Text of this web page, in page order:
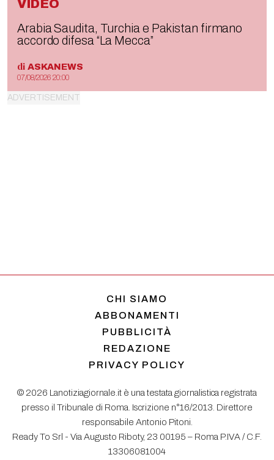
VIDEO
Arabia Saudita, Turchia e Pakistan firmano
accordo difesa “La Mecca”
di ASKANEWS
07/08/2026 20:00
CHI SIAMO
ABBONAMENTI
PUBBLICITÀ
REDAZIONE
PRIVACY POLICY
© 2026 Lanotiziagiornale.it è una testata giornalistica registrata
presso il Tribunale di Roma. Iscrizione n°16/2013. Direttore
responsabile Antonio Pitoni.
Ready To Srl - Via Augusto Riboty, 23 00195 – Roma P.IVA / C.F.
13306081004